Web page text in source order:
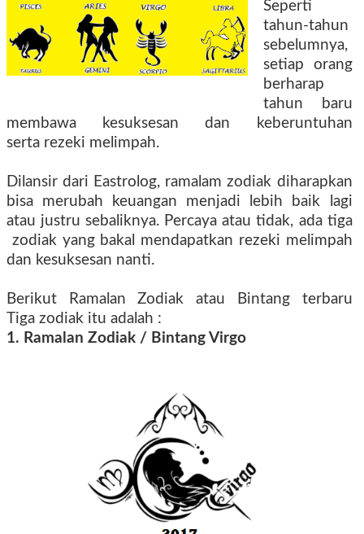
Seperti
tahun-tahun
sebelumnya,
setiap orang
berharap
tahun baru
membawa kesuksesan dan keberuntuhan
serta rezeki melimpah.
Dilansir dari Eastrolog, ramalam zodiak diharapkan
bisa merubah keuangan menjadi lebih baik lagi
atau justru sebaliknya. Percaya atau tidak, ada tiga
zodiak yang bakal mendapatkan rezeki melimpah
dan kesuksesan nanti.
Berikut Ramalan Zodiak atau Bintang terbaru
Tiga zodiak itu adalah :
1. Ramalan Zodiak / Bintang Virgo